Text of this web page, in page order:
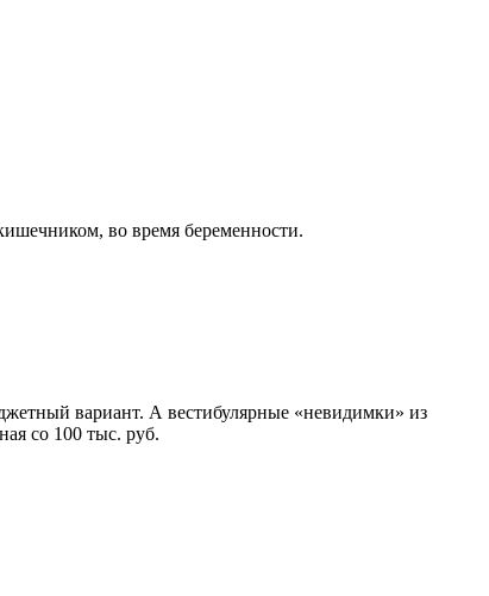
во время беременности.
вариант. А вестибулярные «невидимки» из
со 100 тыс. руб.